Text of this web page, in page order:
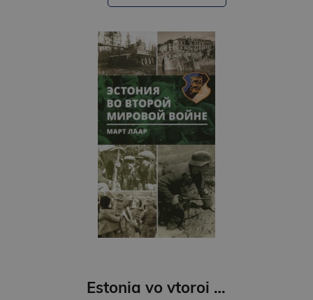
Estonia vo vtoroi mirovoi voine